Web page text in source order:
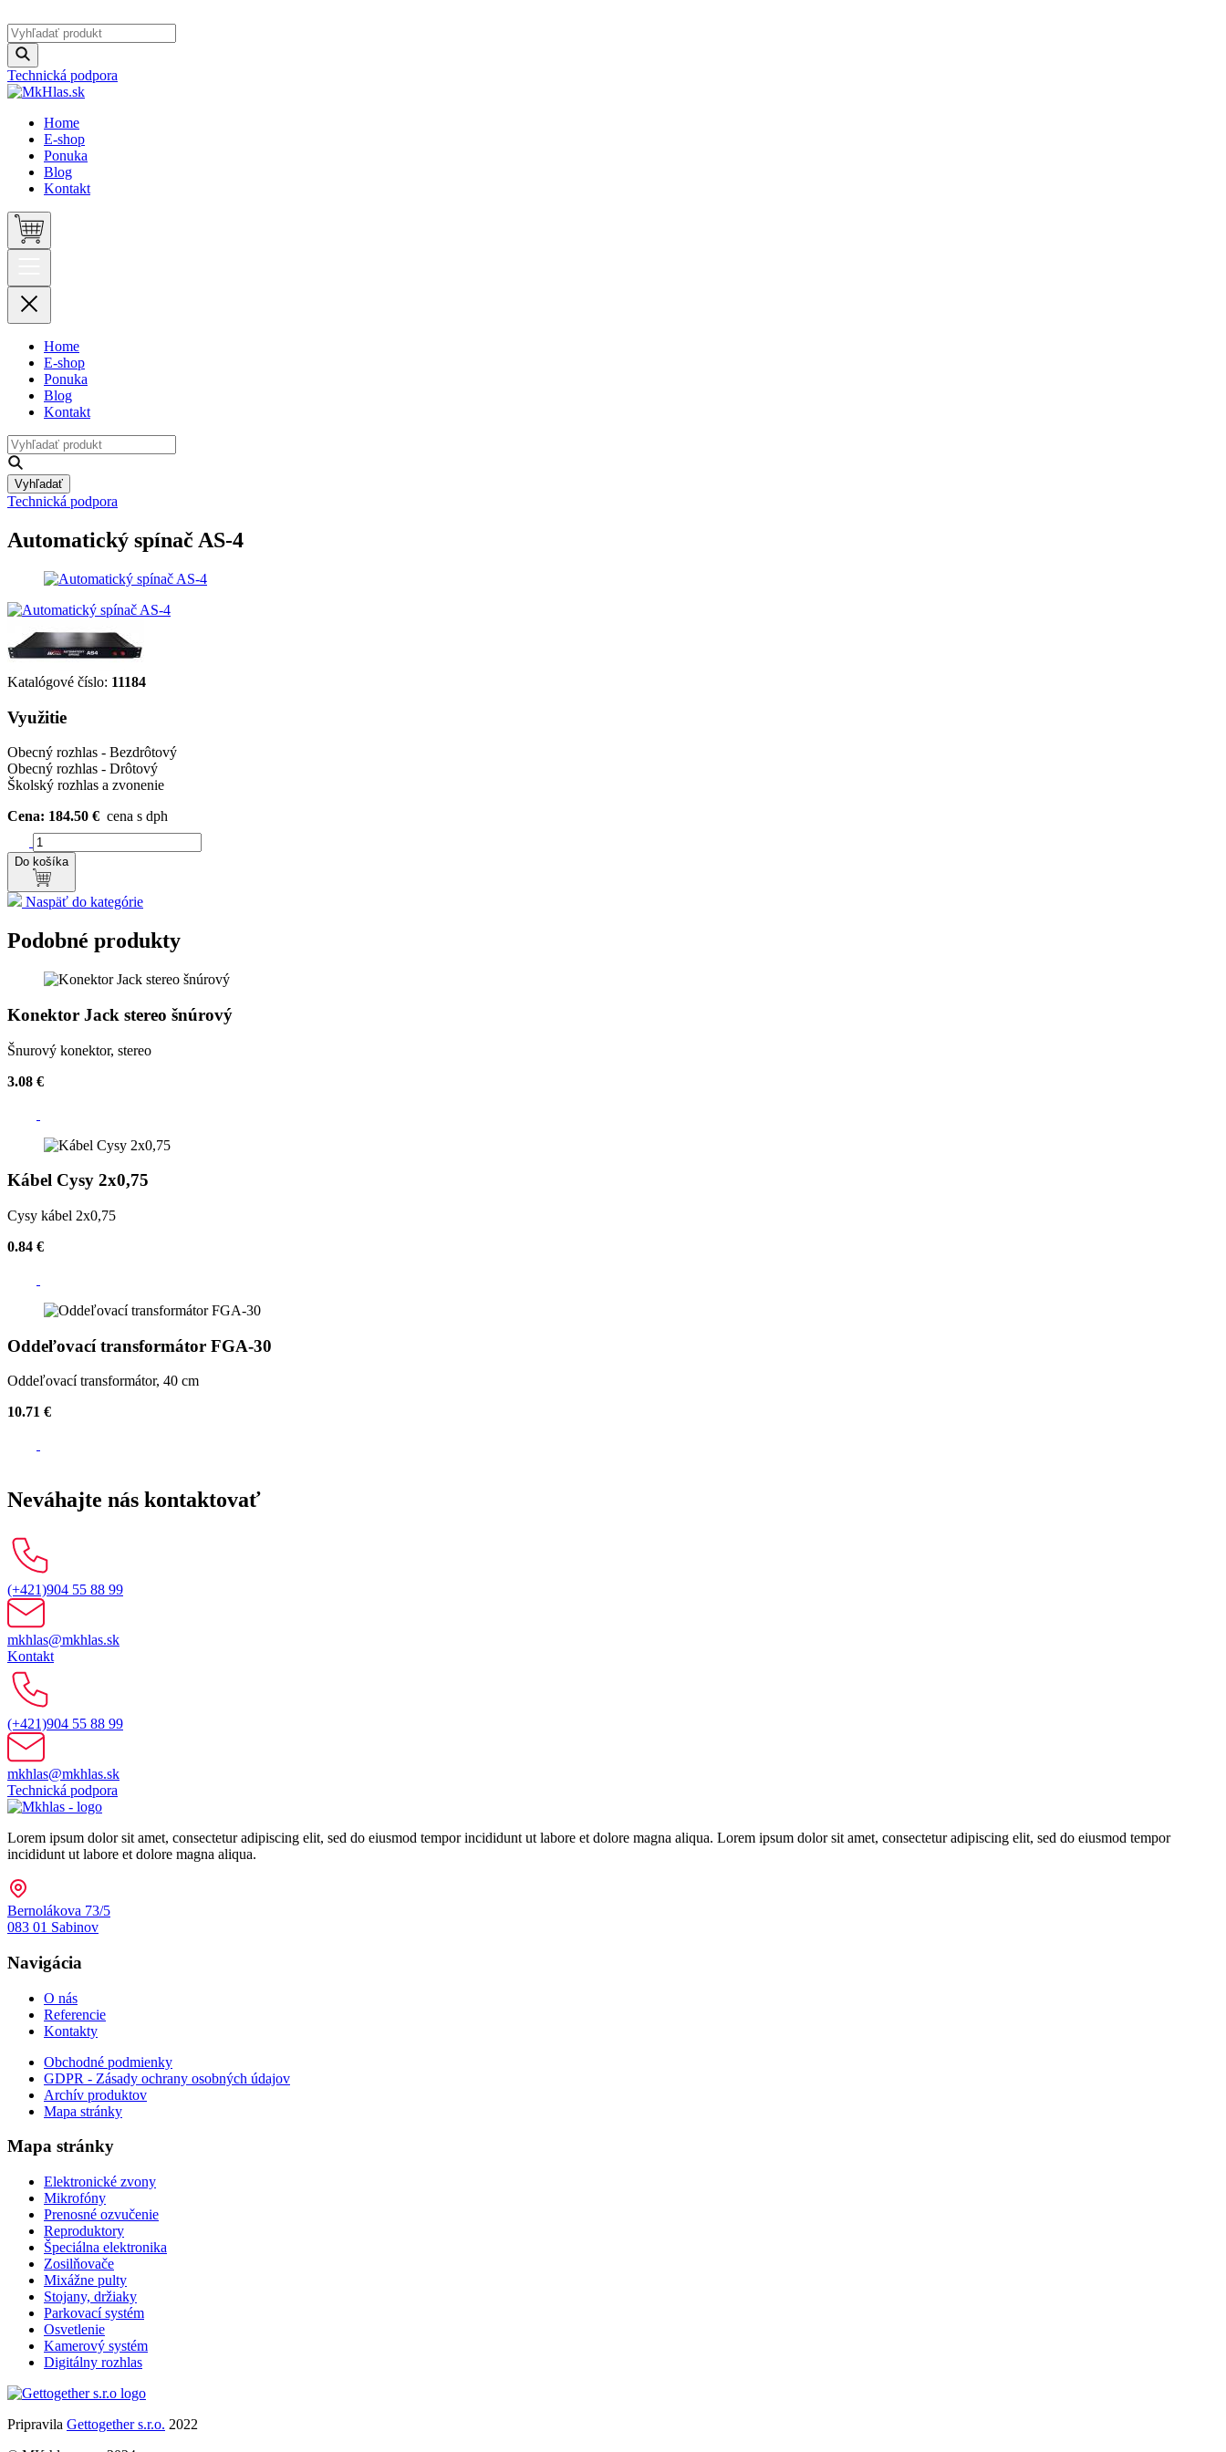
Technická podpora
Home
E-shop
Ponuka
Blog
Kontakt
Home
E-shop
Ponuka
Blog
Kontakt
Vyhľadať
Technická podpora
Automatický spínač AS-4
Katalógové číslo: 11184
Využitie
Obecný rozhlas - Bezdrôtový
Obecný rozhlas - Drôtový
Školský rozhlas a zvonenie
Cena: 184.50 € cena s dph
Do košíka
Naspäť do kategórie
Podobné produkty
Konektor Jack stereo šnúrový
Šnurový konektor, stereo
3.08 €
Kábel Cysy 2x0,75
Cysy kábel 2x0,75
0.84 €
Oddeľovací transformátor FGA-30
Oddeľovací transformátor, 40 cm
10.71 €
Neváhajte nás kontaktovať
(+421)904 55 88 99
mkhlas@mkhlas.sk
Kontakt
(+421)904 55 88 99
mkhlas@mkhlas.sk
Technická podpora
Lorem ipsum dolor sit amet, consectetur adipiscing elit, sed do eiusmod tempor incididunt ut labore et dolore magna aliqua. Lorem ipsum dolor sit amet, consectetur adipiscing elit, sed do eiusmod tempor
incididunt ut labore et dolore magna aliqua.
Bernolákova 73/5
083 01 Sabinov
Navigácia
O nás
Referencie
Kontakty
Obchodné podmienky
GDPR - Zásady ochrany osobných údajov
Archív produktov
Mapa stránky
Mapa stránky
Elektronické zvony
Mikrofóny
Prenosné ozvučenie
Reproduktory
Špeciálna elektronika
Zosilňovače
Mixážne pulty
Stojany, držiaky
Parkovací systém
Osvetlenie
Kamerový systém
Digitálny rozhlas
Pripravila Gettogether s.r.o. 2022